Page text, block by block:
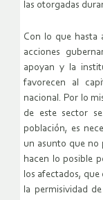
las otorgadas
Con lo que hasta
acciones
apoyan y la
favorecen al
nacional. Por lo
de este sector
población, es
un asunto que no
hacen lo posible
los afectados,
la permisividad